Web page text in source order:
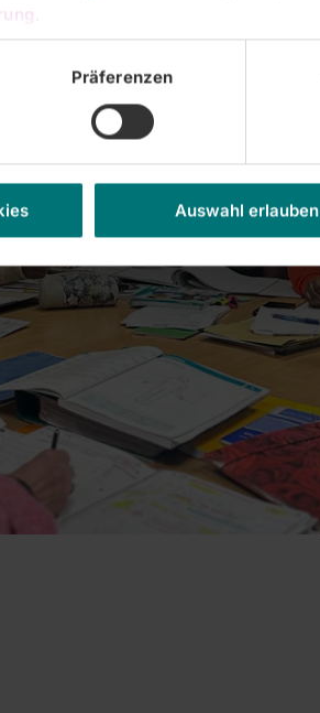
Präferenzen
Auswahl erlauben